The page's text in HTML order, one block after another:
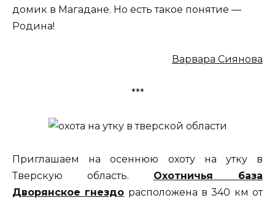
домик в Магадане. Но есть такое понятие —
Родина!
Варвара Сиянова
***
Приглашаем на осеннюю охоту на утку в
Тверскую область. Охотничья база
Дворянское гнездо расположена в 340 км от